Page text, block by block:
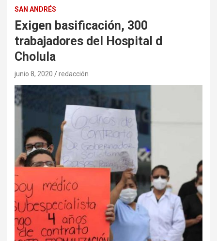
SAN ANDRÉS
Exigen basificación, 300
trabajadores del Hospital d
Cholula
junio 8, 2020 redacción